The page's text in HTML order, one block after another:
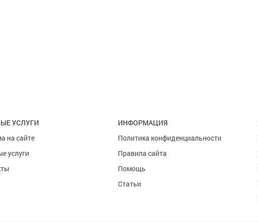
УСЛУГИ
на сайте
услуги
ИНФОРМАЦИЯ
Политика конфиденциальности
Правила сайта
Помощь
Статьи